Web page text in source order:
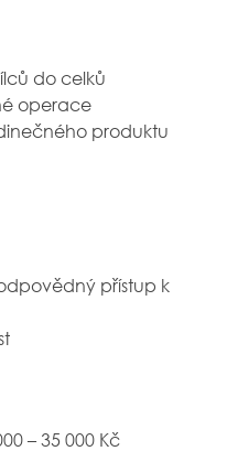
do celků
operace
produktu
přístup k
– 35 000 Kč